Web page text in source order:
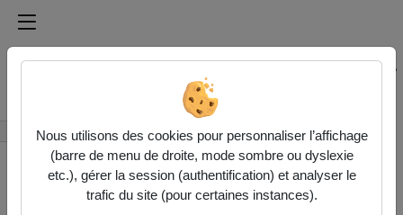
Médiathèque de l'université Paris
Rechercher un média sur Médiathèque de l'université
Accueil Vidéos
Nous utilisons des cookies pour personnaliser l’affichage
(barre de menu de droite, mode sombre ou dyslexie
etc.), gérer la session (authentification) et analyser le
trafic du site (pour certaines instances).